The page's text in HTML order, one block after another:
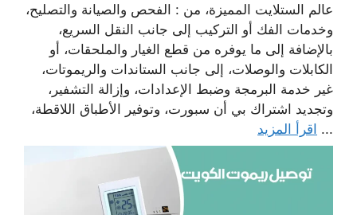
عالم الستلايت المميزة، من : الفحص والصيانة والتصليح،
وخدمات الفك أو التركيب إلى جانب النقل السريع،
بالإضافة إلى ما يوفره من قطع الغيار والملحقات، أو
الكابلات والوصلات، إلى جانب الستاندات والريموتات،
غير خدمة البرمجة وضبط الإعدادات، وإزالة التشفير،
وتجديد اشتراك بي أن سبورت، وتوفير الأطباق اللاقطة،
... اقرأ المزيد